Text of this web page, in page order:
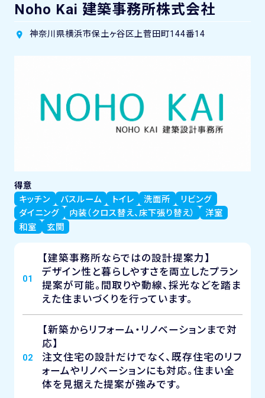
Noho Kai 建築事務所株式会社
神奈川県横浜市保土ヶ谷区上菅田町144番14
得意
キッチン
バスルーム トイレ 洗面所
リビング
ダイニング
内装（クロス替え、床下張り替え）
洋室
和室
玄関
01
【建築事務所ならではの設計提案力】
デザイン性と暮らしやすさを両立したプラン
提案が可能。間取りや動線、採光などを踏ま
えた住まいづくりを行っています。
02
【新築からリフォーム・リノベーションまで対
応】
注文住宅の設計だけでなく、既存住宅のリフ
ォームやリノベーションにも対応。住まい全
体を見据えた提案が強みです。